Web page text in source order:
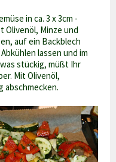
in ca. 3 x 3cm -
Olivenöl, Minze und
auf ein Backblech
lassen und im
stückig, müßt Ihr
Mit Olivenöl,
abschmecken.